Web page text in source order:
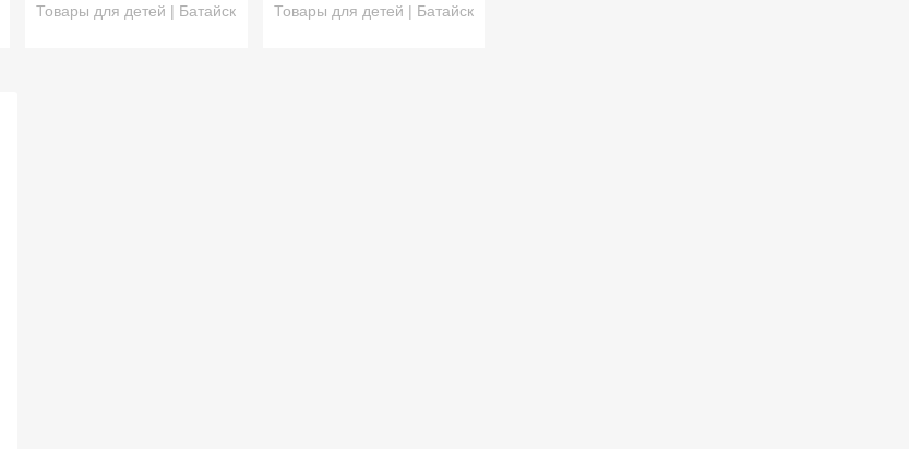
Товары для детей | Батайск Товары для детей | Батайск